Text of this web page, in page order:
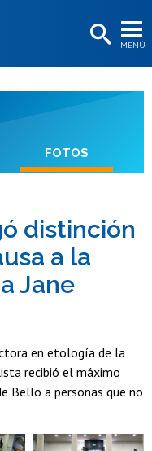
MENÚ
FOTOS
distinción
a la
Jane
en etología de la
recibió el máximo
Bello a personas que no
Zoom